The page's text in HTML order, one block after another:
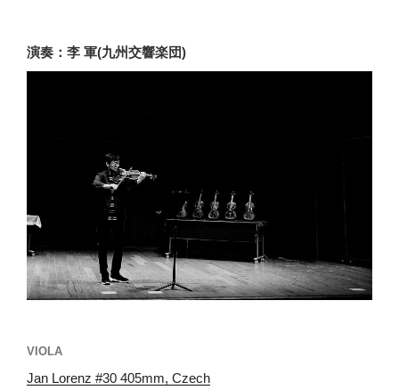
演奏：李 軍(九州交響楽団)
VIOLA
Jan Lorenz #30 405mm, Czech